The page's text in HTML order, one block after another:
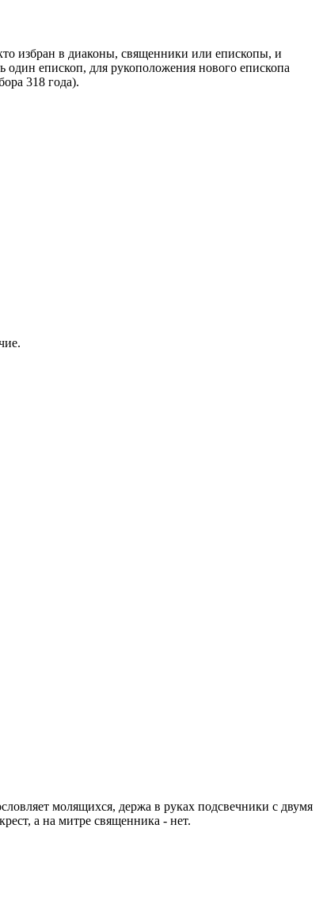
избран в диаконы, священники или епископы, и
епископ, для рукоположения нового епископа
318 года).
молящихся, держа в руках подсвечники с двумя
а на митре священника - нет.